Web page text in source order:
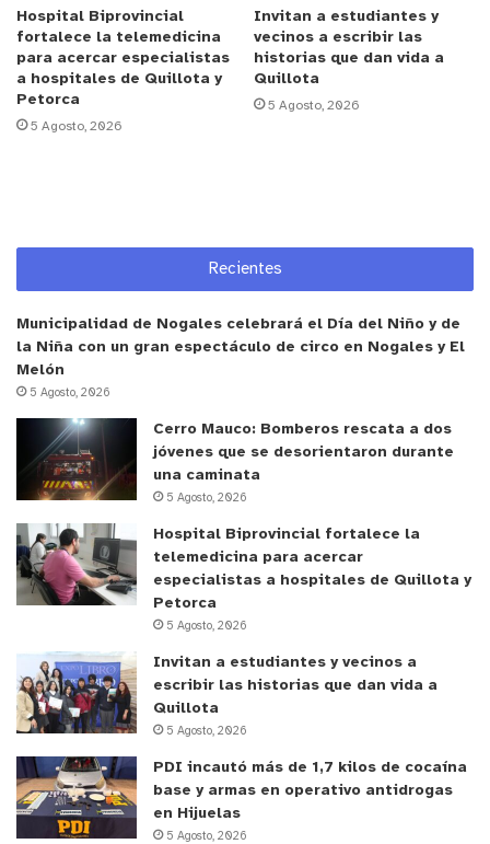
“Es una escuela con un modelo pedagógico muy
interesante, que busca desarrollar habilidades en
los estudiantes desde una perspectiva basada en
el diálogo y las conversaciones. Son prácticas que
no vemos habitualmente y que reflejan un trabajo
La directora del establecimiento, Violeta Argel
Ovando, valoró la instancia como un
comunidad educativa. “Estamos contentos porque
este reconocimiento es fruto del esfuerzo de todo
el equipo y confirma que el camino que hemos
seguido está dando resultados positivos para
nuestros estudiantes”, indicó.
Argel agregó que el desarrollo socioemocional ha
sido uno de los pilares del proyecto educativo,
permitiendo que los estudiantes se desenvuelvan
en un ambiente seguro, respetuoso y de buen trato.
Tras la visita, la Agencia elaborará un informe con
fortalezas y recomendaciones para seguir
avanzando en los procesos de mejora del colegio.
y tú, ¿qué opinas?
Hospital Biprovincial
fortalece la telemedicina
para acercar especialistas
a hospitales de Quillota y
Petorca
5 Agosto, 2026
Invitan a estudiantes y
vecinos a escribir las
historias que dan vida a
Quillota
5 Agosto, 2026
Recientes
Municipalidad de Nogales celebrará el Día del Niño y de
la Niña con un gran espectáculo de circo en Nogales y El
Melón
5 Agosto, 2026
Cerro Mauco: Bomberos rescata a dos
jóvenes que se desorientaron durante
una caminata
5 Agosto, 2026
Hospital Biprovincial fortalece la
telemedicina para acercar
especialistas a hospitales de Quillota y
Petorca
5 Agosto, 2026
Invitan a estudiantes y vecinos a
escribir las historias que dan vida a
Quillota
5 Agosto, 2026
PDI incautó más de 1,7 kilos de cocaína
base y armas en operativo antidrogas
en Hijuelas
5 Agosto, 2026